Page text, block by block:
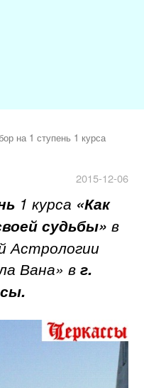
на 1 ступень 1 курса
2015-12-06
1 курса «Как
судьбы» в
Астрологии
Вана» в г.